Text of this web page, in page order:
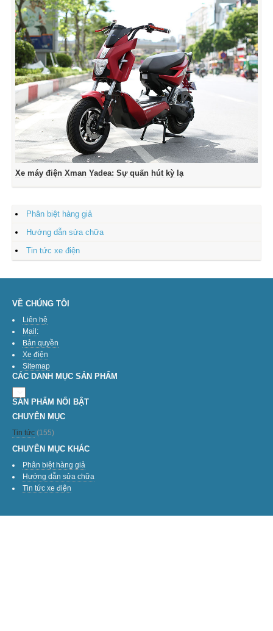
Xe máy điện Xman Yadea: Sự quấn hút kỳ lạ
Phân biệt hàng giả
Hướng dẫn sửa chữa
Tin tức xe điện
VỀ CHÚNG TÔI
Liên hệ
Mail:
Bản quyền
Xe điện
Sitemap
CÁC DANH MỤC SẢN PHẨM
SẢN PHẨM NỔI BẬT
CHUYÊN MỤC
Tin tức (155)
CHUYÊN MỤC KHÁC
Phân biệt hàng giả
Hướng dẫn sửa chữa
Tin tức xe điện